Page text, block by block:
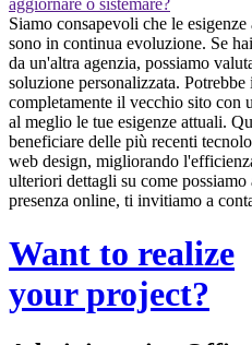
aggiornare o sistemare?
Siamo consapevoli che le
sono in continua evoluzione. Se
da un'altra agenzia, possiamo
soluzione personalizzata.
completamente il vecchio sito con
al meglio le tue esigenze attuali.
beneficiare delle più recenti
web design, migliorando
ulteriori dettagli su come
presenza online, ti invitiamo a
Want to realize
your project?